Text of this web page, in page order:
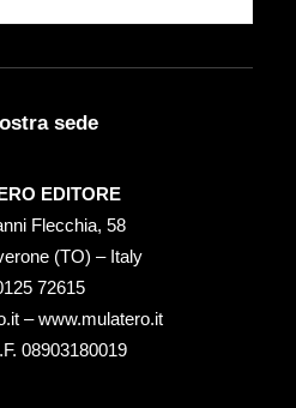
sede
EDITORE
Flecchia, 58
(TO) – Italy
72615‬
–www.mulatero.it
08903180019